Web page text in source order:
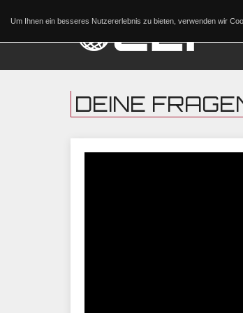
Um Ihnen ein besseres Nutzererlebnis zu bieten, verwenden wir
DEINE